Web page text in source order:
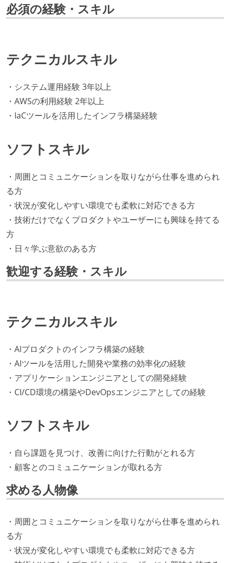
必須の経験・スキル
テクニカルスキル
・システム運用経験 3年以上
・AWSの利用経験 2年以上
・IaCツールを活用したインフラ構築経験
ソフトスキル
・周囲とコミュニケーションを取りながら仕事を進められ
る方
・状況が変化しやすい環境でも柔軟に対応できる方
・技術だけでなくプロダクトやユーザーにも興味を持てる
方
・日々学ぶ意欲のある方
歓迎する経験・スキル
テクニカルスキル
・AIプロダクトのインフラ構築の経験
・AIツールを活用した開発や業務の効率化の経験
・アプリケーションエンジニアとしての開発経験
・CI/CD環境の構築やDevOpsエンジニアとしての経験
ソフトスキル
・自ら課題を見つけ、改善に向けた行動がとれる方
・顧客とのコミュニケーションが取れる方
求める人物像
・周囲とコミュニケーションを取りながら仕事を進められ
る方
・状況が変化しやすい環境でも柔軟に対応できる方